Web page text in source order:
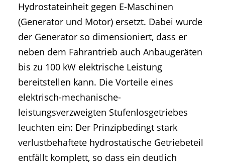
Hydrostateinheit gegen E-Maschinen
(Generator und Motor) ersetzt. Dabei wurde
der Generator so dimensioniert, dass er
neben dem Fahrantrieb auch Anbaugeräten
bis zu 100 kW elektrische Leistung
bereitstellen kann. Die Vorteile eines
elektrisch-mechanische-
leistungsverzweigten Stufenlosgetriebes
leuchten ein: Der Prinzipbedingt stark
verlustbehaftete hydrostatische Getriebeteil
entfällt komplett, so dass ein deutlich